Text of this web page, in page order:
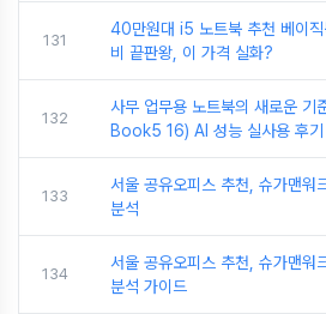
131
40만원대 i5 노트북 추천 베이
비 끝판왕, 이 가격 실화?
132
사무 업무용 노트북의 새로운
Book5 16) AI 성능 실사용 후
133
서울 공유오피스 추천, 슈가맨워
분석
134
서울 공유오피스 추천, 슈가맨워
분석 가이드